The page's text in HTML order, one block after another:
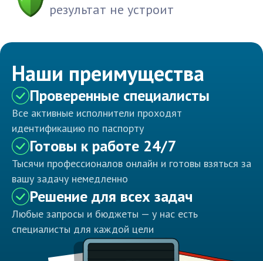
результат не устроит
Наши преимущества
Проверенные специалисты
Все активные исполнители проходят
идентификацию по паспорту
Готовы к работе 24/7
Тысячи профессионалов онлайн и готовы взяться за
вашу задачу немедленно
Решение для всех задач
Любые запросы и бюджеты — у нас есть
специалисты для каждой цели